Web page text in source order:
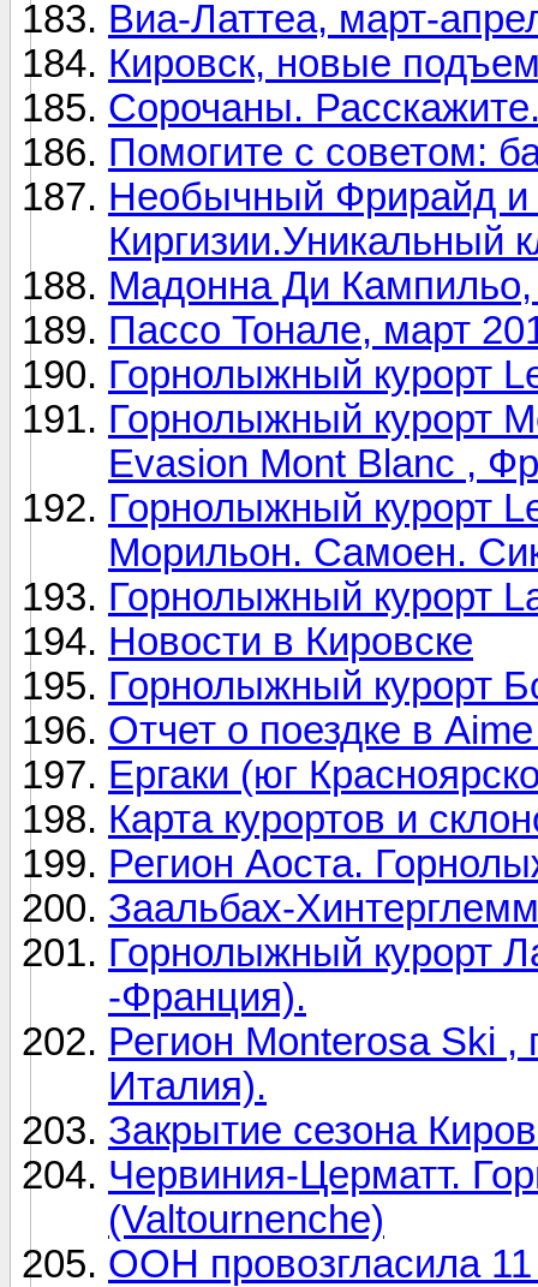
Виа-Латтеа, март-
Кировск, новые
Сорочаны.
Помогите с советом:
Необычный Фрирайд и
Киргизии.Уникальный
Мадонна Ди
Пассо Тонале, март
Горнолыжный курорт
Горнолыжный курорт
Evasion Mont Blanc ,
Горнолыжный курорт
Морильон. Самоен.
Горнолыжный курорт
Новости в Кировске
Горнолыжный курорт
Отчет о поездке в
Ергаки (юг
Карта курортов и
Регион Аоста.
Заальбах-
Горнолыжный курорт
-Франция).
Регион Monterosa Ski
Италия).
Закрытие сезона
Червиния-Церматт.
(Valtournenche)
ООН провозгласила